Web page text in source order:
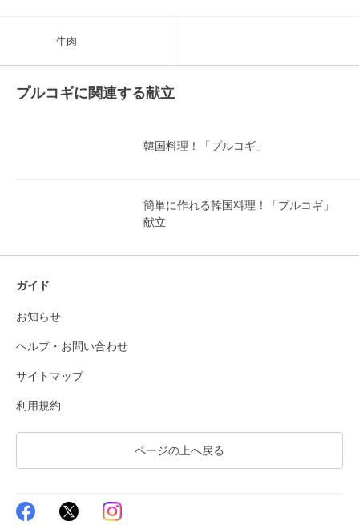
牛肉
プルコギに関連する献立
韓国料理！「プルコギ」
簡単に作れる韓国料理！「プルコギ」
献立
ガイド
お知らせ
ヘルプ・お問い合わせ
サイトマップ
利用規約
ページの上へ戻る